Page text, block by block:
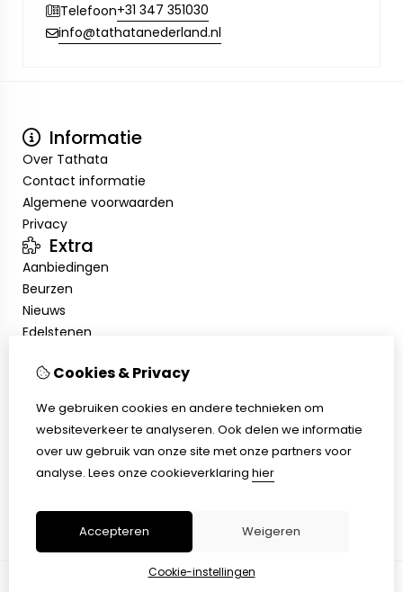
Telefoon+31 347 351030
info@tathatanederland.nl
Informatie
Over Tathata
Contact informatie
Algemene voorwaarden
Privacy
Extra
Aanbiedingen
Beurzen
Nieuws
Edelstenen
Mijn account
Bestelhistorie
Klantenservice
Contact
Cookies & Privacy
We gebruiken cookies en andere technieken om
websiteverkeer te analyseren. Ook delen we informatie
over uw gebruik van onze site met onze partners voor
analyse. Lees onze cookieverklaring hier
Accepteren Weigeren
Cookie-instellingen